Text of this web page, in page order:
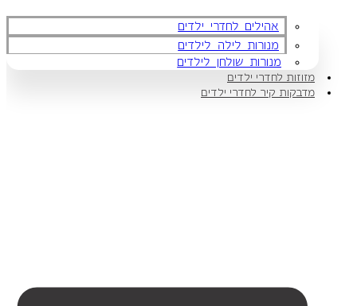
אהילים לחדרי ילדים
מנורות לילה לילדים
מנורות שולחן לילדים
מזוזות לחדרי ילדים
מדבקות קיר לחדרי ילדים